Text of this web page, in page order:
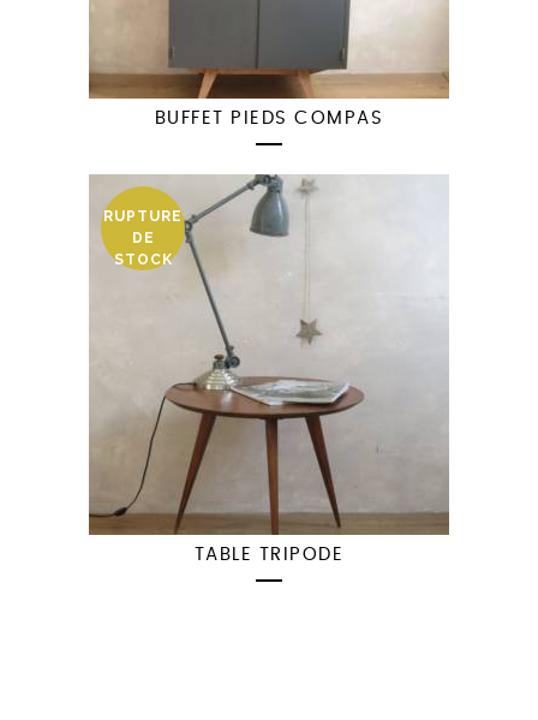
BUFFET PIEDS COMPAS
RUPTURE
DE
STOCK
TABLE TRIPODE